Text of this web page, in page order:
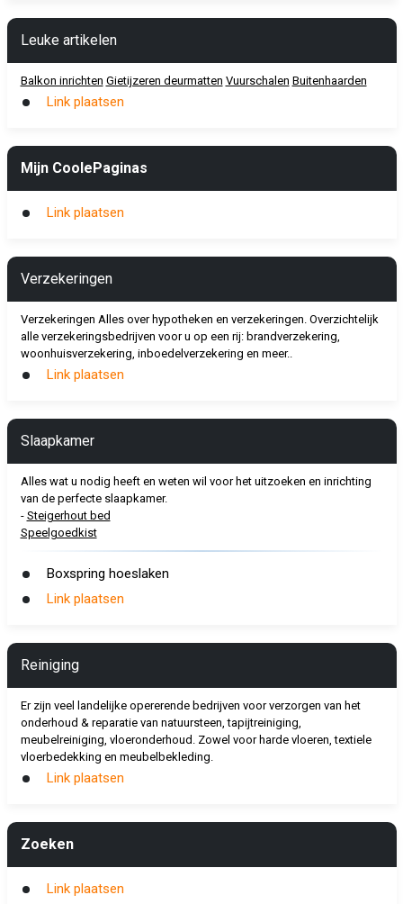
Leuke artikelen
Balkon inrichten Gietijzeren deurmatten Vuurschalen Buitenhaarden
Link plaatsen
Mijn CoolePaginas
Link plaatsen
Verzekeringen
Verzekeringen Alles over hypotheken en verzekeringen. Overzichtelijk
alle verzekeringsbedrijven voor u op een rij: brandverzekering,
woonhuisverzekering, inboedelverzekering en meer..
Link plaatsen
Slaapkamer
Alles wat u nodig heeft en weten wil voor het uitzoeken en inrichting
van de perfecte slaapkamer.
- Steigerhout bed
Speelgoedkist
Boxspring hoeslaken
Link plaatsen
Reiniging
Er zijn veel landelijke opererende bedrijven voor verzorgen van het
onderhoud & reparatie van natuursteen, tapijtreiniging,
meubelreiniging, vloeronderhoud. Zowel voor harde vloeren, textiele
vloerbedekking en meubelbekleding.
Link plaatsen
Zoeken
Link plaatsen